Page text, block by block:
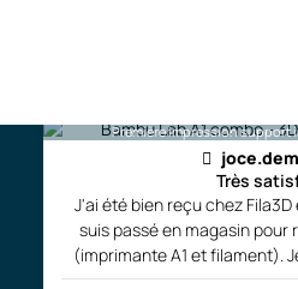
Première impression support
Très
J'ai été bien reçu chez
suis passé en magasin
(imprimante A1 et filament).